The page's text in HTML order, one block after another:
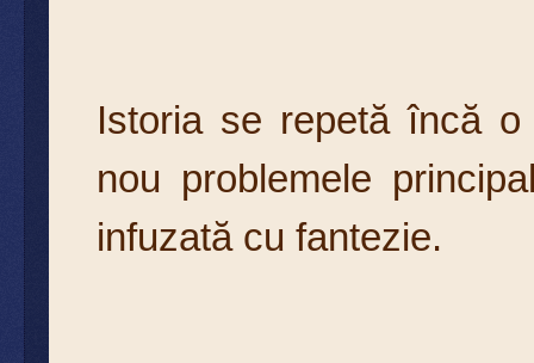
Istoria se repetă încă
nou problemele
infuzată cu fantezie.